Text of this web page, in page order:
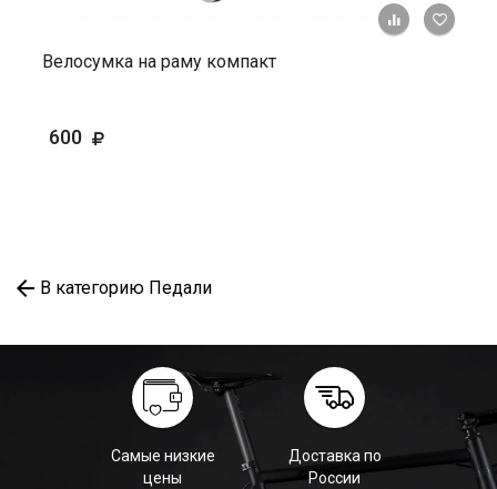
+ К
Велосумка на раму компакт
600
В категорию Педали
Самые низкие
цены
Доставка по
России